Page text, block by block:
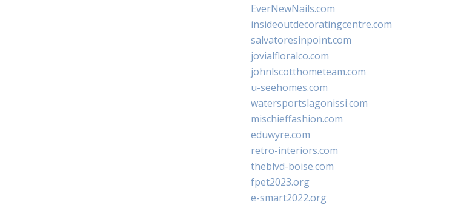
EverNewNails.com
insideoutdecoratingcentre.com
salvatoresinpoint.com
jovialfloralco.com
johnlscotthometeam.com
u-seehomes.com
watersportslagonissi.com
mischieffashion.com
eduwyre.com
retro-interiors.com
theblvd-boise.com
fpet2023.org
e-smart2022.org